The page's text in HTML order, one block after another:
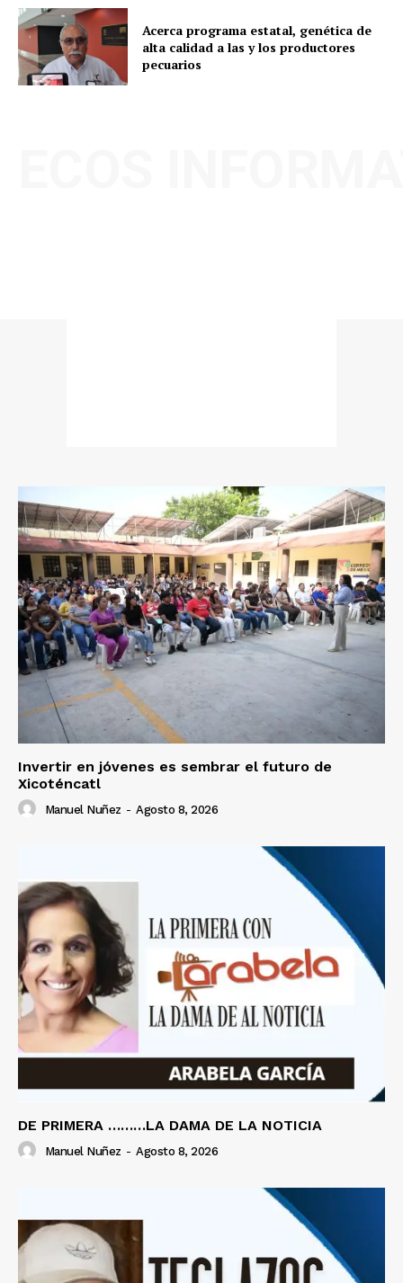
Acerca programa estatal, genética de
alta calidad a las y los productores
pecuarios
Invertir en jóvenes es sembrar el futuro de
Xicoténcatl
Manuel Nuñez - Agosto 8, 2026
DE PRIMERA ………LA DAMA DE LA NOTICIA
Manuel Nuñez - Agosto 8, 2026